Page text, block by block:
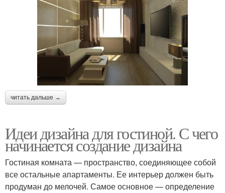
читать дальше →
Идеи дизайна для гостиной. С чего
начинается создание дизайна
Гостиная комната — пространство, соединяющее собой
все остальные апартаменты. Ее интерьер должен быть
продуман до мелочей. Самое основное — определение